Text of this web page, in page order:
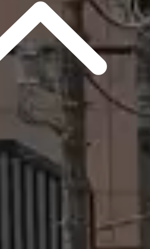
東北新幹線/宇都宮駅 バス:12分:停歩4分
栃木県宇都宮市西原１丁目
築年数
1年未満
建物階数
2階建
写真充実
万円
管理費等：3,500円
1LDK